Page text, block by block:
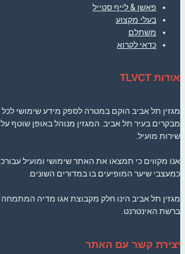
פאשן & לייף סטייל
בעלי מקצוע
משתלם
כדאי לקרוא
אודות TLVCT
מגזין תל אביב הוקם במטרה לספק מידע שימושי
מבקרים בעיר תל אביב. המגזין מנוהל באופן שוטף
שירות מועיל.
אנו מקווים כי תמצאו את האתר שימושי ומועיל
כמעצבי שיער המופיעים בו במדורים השונים.
מגזין תל אביב הינו חלק מקבוצת אגו מדיה המתמחה
ברשת האינטרנט.
יצירת קשר עם האתר